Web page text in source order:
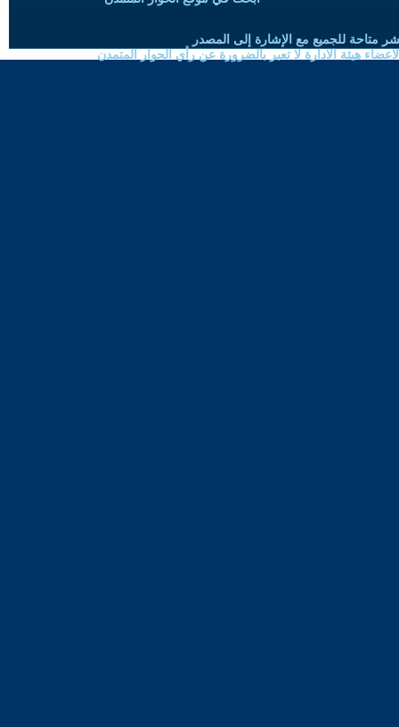
متاحة للجميع مع الإشارة إلى المصدر
هيئة الادارة لا تعبر بالضرورة عن رأي الحوار المتمدن